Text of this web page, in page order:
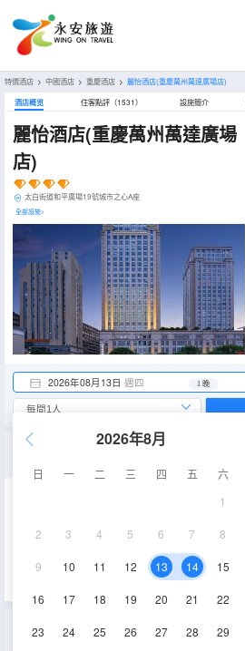
特價酒店 > 中國酒店 > 重慶酒店 > 麗怡酒店(重慶萬州萬達廣場店)
酒店概览 住客點評（1531） 設施簡介
麗怡酒店(重慶萬州萬達廣場
店)
太白街道和平廣場19號城市之心A座
全部設施>
2026年08月13日 週四 1 晚
2026年8月
日 一 二 三 四 五
六
1
2 3 4 5 6 7 8
9 10 11 12 13 14 15
16 17 18 19 20 21 22
23 24 25 26 27 28 29
淋浴